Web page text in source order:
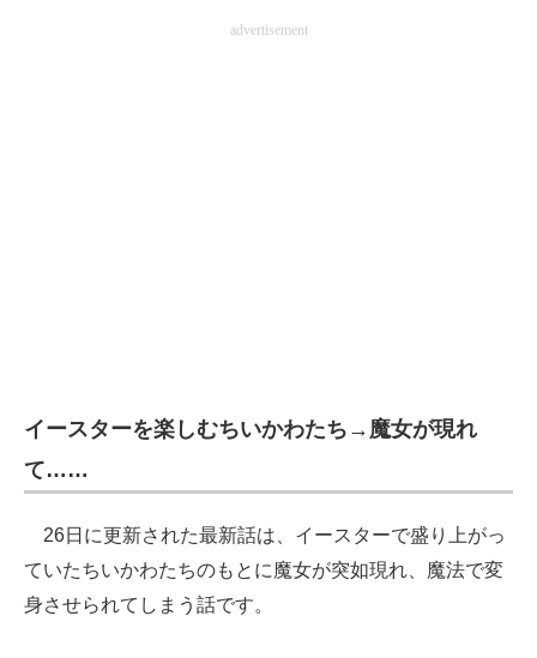
ちょっと気になるネットの話題advertisement
イースターを楽しむちいかわたち→魔女が現れ
て……
26日に更新された最新話は、イースターで盛り上がっ
ていたちいかわたちのもとに魔女が突如現れ、魔法で変
身させられてしまう話です。